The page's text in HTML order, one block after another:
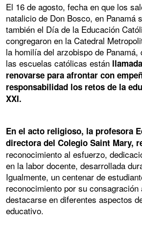
El 16 de agosto, fecha en que los
natalicio de Don Bosco, en Panamá
también el Día de la Educación
congregaron en la Catedral
la homilía del arzobispo de Panamá,
las escuelas católicas están
renovarse para afrontar con
responsabilidad los retos de la
XXI.
En el acto religioso, la profesora
directora del Colegio Saint Mary,
reconocimiento al esfuerzo,
en la labor docente, desarrollada
Igualmente, un centenar de
reconocimiento por su
destacarse en diferentes aspectos
educativo.